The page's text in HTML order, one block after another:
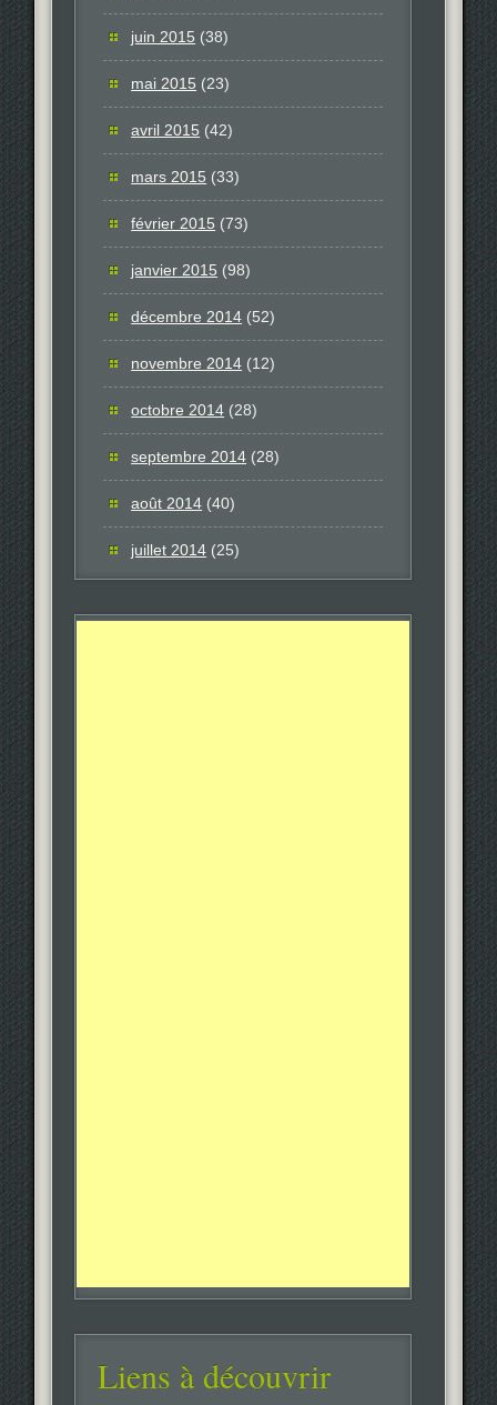
juin 2015 (38)
mai 2015 (23)
avril 2015 (42)
mars 2015 (33)
février 2015 (73)
janvier 2015 (98)
décembre 2014 (52)
novembre 2014 (12)
octobre 2014 (28)
septembre 2014 (28)
août 2014 (40)
juillet 2014 (25)
Liens à découvrir